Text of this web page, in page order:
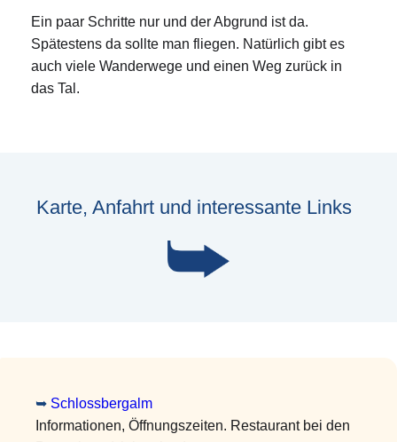
Ein paar Schritte nur und der Abgrund ist da.
Spätestens da sollte man fliegen. Natürlich gibt es
auch viele Wanderwege und einen Weg zurück in
das Tal.
Karte, Anfahrt und interessante Links
➥ Schlossbergalm
Informationen, Öffnungszeiten. Restaurant bei den